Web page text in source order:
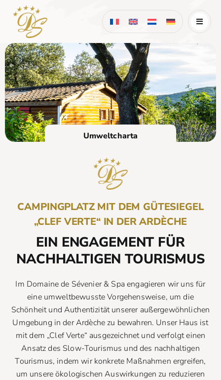
content
Umweltcharta
CAMPINGPLATZ MIT DEM GÜTESIEGEL
„CLEF VERTE“ IN DER ARDÈCHE
EIN ENGAGEMENT FÜR
NACHHALTIGEN TOURISMUS
Im Domaine de Sévenier & Spa engagieren wir uns für
eine umweltbewusste Vorgehensweise, um die
Schönheit und Authentizität unserer außergewöhnlichen
Umgebung in der Ardèche zu bewahren. Unser Haus ist
mit dem „Clef Verte“ ausgezeichnet und verfolgt einen
Ansatz des Slow-Tourismus und des nachhaltigen
Tourismus, indem wir konkrete Maßnahmen ergreifen,
um unsere ökologischen Auswirkungen zu reduzieren